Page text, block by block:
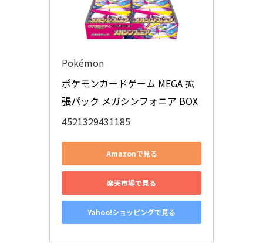
Pokémon
ポケモンカードゲーム MEGA 拡
張パック メガシンフォニア BOX
4521329431185
Amazonで見る
楽天市場で見る
Yahoo!ショッピングで見る